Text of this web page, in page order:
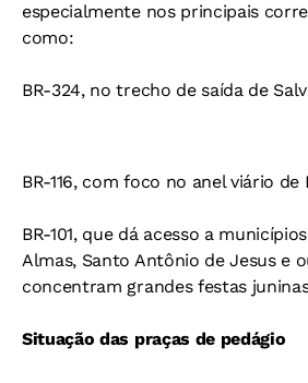
especialmente nos principais
como:
BR-324, no trecho de saída de
BR-116, com foco no anel viário de
BR-101, que dá acesso a
Almas, Santo Antônio de Jesus e
concentram grandes festas
Situação das praças de pedágio